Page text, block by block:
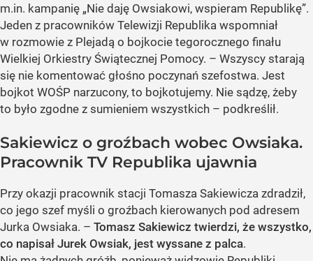
m.in. kampanię „Nie daję Owsiakowi, wspieram Republikę”.
Jeden z pracowników Telewizji Republika wspomniał
w rozmowie z Plejadą o bojkocie tegorocznego finału
Wielkiej Orkiestry Świątecznej Pomocy. – Wszyscy starają
się nie komentować głośno poczynań szefostwa. Jest
bojkot WOŚP narzucony, to bojkotujemy. Nie sądzę, żeby
to było zgodne z sumieniem wszystkich – podkreślił.
Sakiewicz o groźbach wobec Owsiaka.
Pracownik TV Republika ujawnia
Przy okazji pracownik stacji Tomasza Sakiewicza zdradził,
co jego szef myśli o groźbach kierowanych pod adresem
Jurka Owsiaka. – Tomasz Sakiewicz twierdzi, że wszystko,
co napisał Jurek Owsiak, jest wyssane z palca.